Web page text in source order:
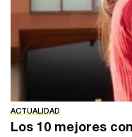
ACTUALIDAD
Los 10 mejores